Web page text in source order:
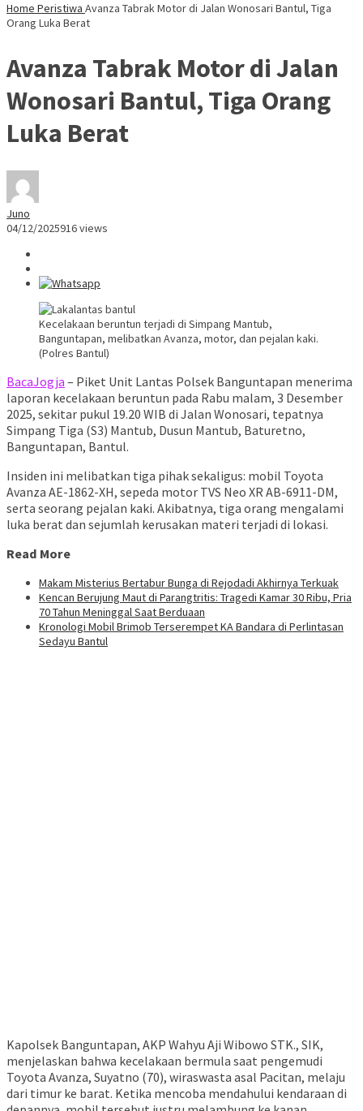
Home Peristiwa Avanza Tabrak Motor di Jalan Wonosari Bantul, Tiga
Orang Luka Berat
Avanza Tabrak Motor di Jalan
Wonosari Bantul, Tiga Orang
Luka Berat
Juno
04/12/2025916 views
Kecelakaan beruntun terjadi di Simpang Mantub,
Banguntapan, melibatkan Avanza, motor, dan pejalan kaki.
(Polres Bantul)
BacaJogja – Piket Unit Lantas Polsek Banguntapan menerima
laporan kecelakaan beruntun pada Rabu malam, 3 Desember
2025, sekitar pukul 19.20 WIB di Jalan Wonosari, tepatnya
Simpang Tiga (S3) Mantub, Dusun Mantub, Baturetno,
Banguntapan, Bantul.
Insiden ini melibatkan tiga pihak sekaligus: mobil Toyota
Avanza AE-1862-XH, sepeda motor TVS Neo XR AB-6911-DM,
serta seorang pejalan kaki. Akibatnya, tiga orang mengalami
luka berat dan sejumlah kerusakan materi terjadi di lokasi.
Read More
Makam Misterius Bertabur Bunga di Rejodadi Akhirnya Terkuak
Kencan Berujung Maut di Parangtritis: Tragedi Kamar 30 Ribu, Pria
70 Tahun Meninggal Saat Berduaan
Kronologi Mobil Brimob Terserempet KA Bandara di Perlintasan
Sedayu Bantul
Kapolsek Banguntapan, AKP Wahyu Aji Wibowo STK., SIK,
menjelaskan bahwa kecelakaan bermula saat pengemudi
Toyota Avanza, Suyatno (70), wiraswasta asal Pacitan, melaju
dari timur ke barat. Ketika mencoba mendahului kendaraan di